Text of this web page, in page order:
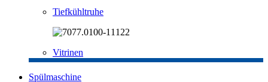
Tiefkühltruhe
Vitrinen
Spülmaschine